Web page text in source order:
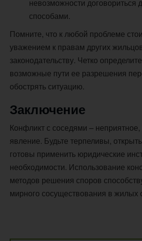
невозможности договориться
способами.
Помните, что к любой проблеме
уважением к правам других
законодательству. Четко
возможные пути ее разрешения
обострять ситуацию.
Заключение
Конфликт с соседями –
явление. Будьте терпеливы,
готовы применить юридические
необходимости. Использование
методов решения споров
мирного сосуществования в жилых